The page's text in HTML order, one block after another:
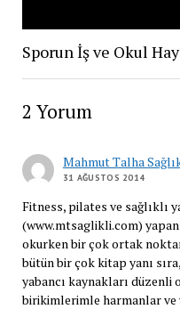
Sporun İş ve Okul
2 Yorum
Mahmut Talha
31 AĞUSTOS 2014
Fitness, pilates ve sağlıklı
(www.mtsaglikli.com) yapan
okurken bir çok ortak
bütün bir çok kitap yanı
yabancı kaynakları
birikimlerimle harmanlar ve